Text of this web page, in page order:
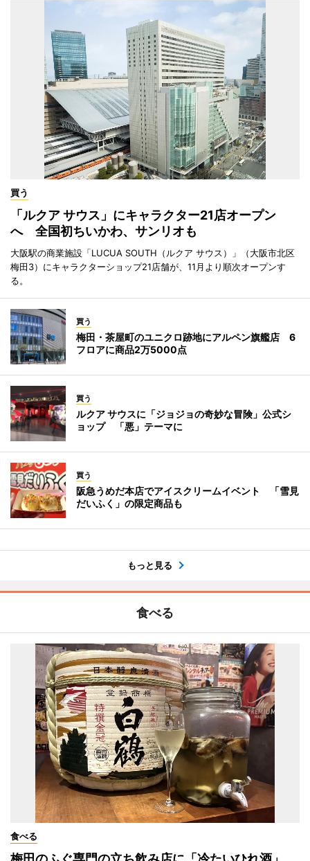
買う
「ルクア サウス」にキャラクター21店オープン
へ 全国初ちいかわ、サンリオも
大阪駅の商業施設「LUCUA SOUTH（ルクア サウス）」（大阪市北区
梅田3）にキャラクターショップ21店舗が、11月より順次オープンす
る。
買う
梅田・茶屋町のユニクロ跡地にアルペン旗艦店 6
フロアに商品2万5000点
買う
ルクア サウスに「ジョジョの奇妙な冒険」公式シ
ョップ 「悪」テーマに
買う
阪急うめだ本店でアイスクリームイベント 「雪見
だいふく」の限定商品も
もっと見る
食べる
食べる